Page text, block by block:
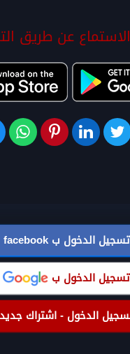
عن طريق
تسجيل الدخول بfacebook
تسجيل الدخول ب
الدخول - اشتراك جديد